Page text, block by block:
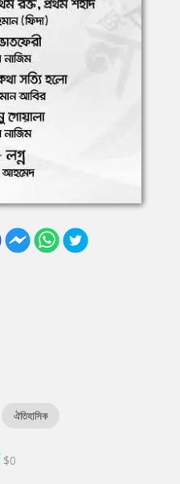
ঐতিহাসিক
$0